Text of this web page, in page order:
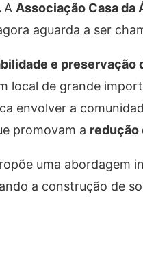
A Associação Casa da
aguarda a ser
e preservação
local de grande
envolver a
promovam a redução
uma abordagem
a construção de